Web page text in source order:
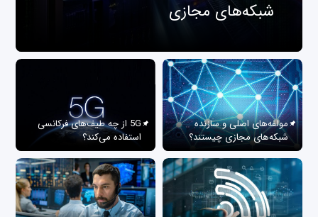
شبکه‌های مجازی
مولفه‌های اصلی و سازنده
شبکه‌های مجازی چیستند؟
5G از چه طیف‌های فرکانسی
استفاده می‌کند؟